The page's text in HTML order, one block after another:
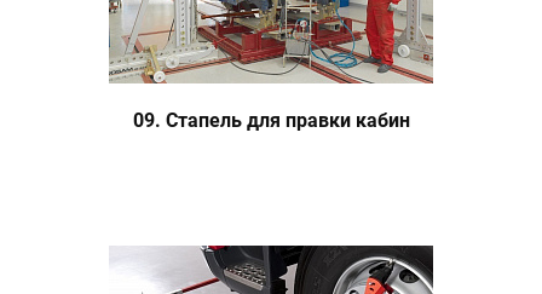
09. Стапель для правки кабин